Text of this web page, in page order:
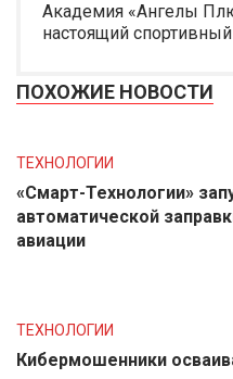
Академия «Ангелы
настоящий
ПОХОЖИЕ НОВОСТИ
ТЕХНОЛОГИИ
«Смарт-Технологии»
автоматической
авиации
ТЕХНОЛОГИИ
Кибермошенники